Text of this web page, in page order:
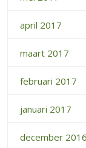
april 2017
maart 2017
februari 2017
januari 2017
december 2016